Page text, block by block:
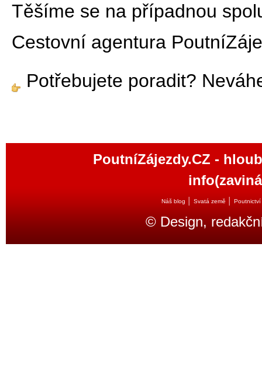
Těšíme se na případnou
Cestovní agentura
Potřebujete poradit?
PoutníZájezdy.CZ -
Náš blog Svatá země Poutnictví
© Design,